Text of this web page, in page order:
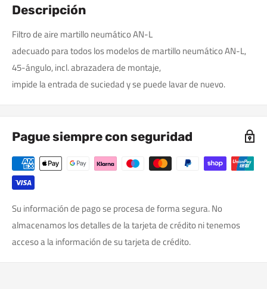
Descripción
Filtro de aire martillo neumático AN-L
adecuado para todos los modelos de martillo neumático AN-L,
45-ángulo, incl. abrazadera de montaje,
impide la entrada de suciedad y se puede lavar de nuevo.
Pague siempre con seguridad
Su información de pago se procesa de forma segura. No
almacenamos los detalles de la tarjeta de crédito ni tenemos
acceso a la información de su tarjeta de crédito.